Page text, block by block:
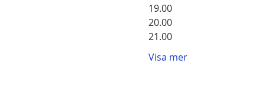
19.00
20.00
21.00
Visa mer